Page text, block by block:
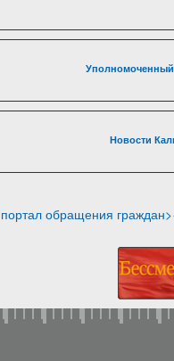
Уполномоченный
Новости